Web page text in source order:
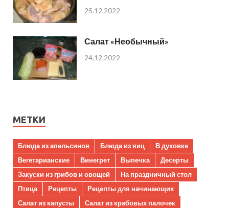
25.12.2022
Салат «Необычный»
24.12.2022
МЕТКИ
Блюда из апельсинов Блюда из яиц
В духовке
Вегетарианские
Винегрет Выпечка
Десерты
Закуски из грибов и овощей
На праздничный стол
Птица
Рецепты
Рецепты для начинающих
Салат из капусты
Салат из крабовых палочек